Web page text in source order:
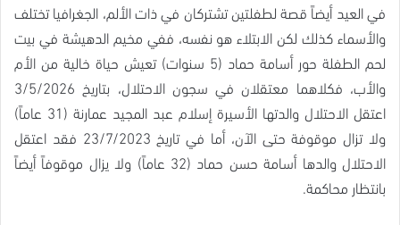
في العيد أيضاً قصة لطفلتين تشتركان في ذات الألم، الجغرافيا تختلف
والأسماء كذلك لكن الابتلاء هو نفسه، ففي مخيم الدهيشة في بيت
لحم الطفلة حور أسامة حماد (5 سنوات) تعيش حياة خالية من الأم
والأب، فكلاهما معتقلان في سجون الاحتلال، بتاريخ 3/5/2026
اعتقل الاحتلال والدتها الأسيرة إسلام عبد المجيد عمارنة (31 عاماً)
ولا تزال موقوفة حتى الآن، أما في تاريخ 23/7/2023 فقد اعتقل
الاحتلال والدها أسامة حسن حماد (32 عاماً) ولا يزال موقوفاً أيضاً
بانتظار محاكمة.